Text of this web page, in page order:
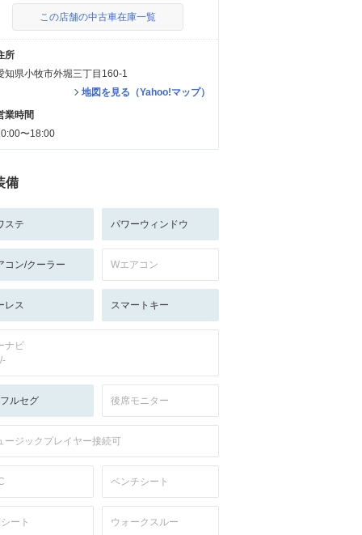
この店舗の中古車在庫一覧
所
知県小牧市外堀三丁目160-1
地図を見る（Yahoo!マップ）
業時間
〜18:00
備
ステ パワーウィンドウ
コン/クーラー Wエアコン
レス スマートキー
ナビ
ルセグ 後席モニター
ージックプレイヤー接続可
ベンチシート
ート ウォークスルー